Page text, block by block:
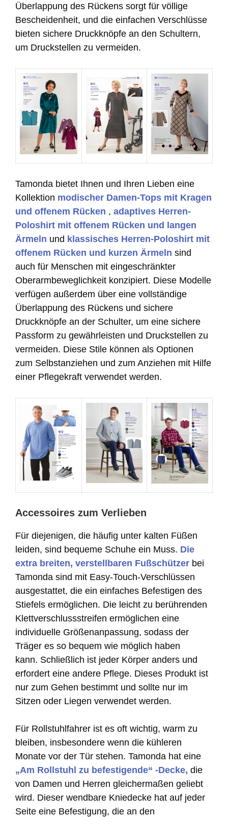
Überlappung des Rückens sorgt für völlige
Bescheidenheit, und die einfachen Verschlüsse
bieten sichere Druckknöpfe an den Schultern,
um Druckstellen zu vermeiden.
Tamonda bietet Ihnen und Ihren Lieben eine
Kollektion modischer Damen-Tops mit Kragen
und offenem Rücken , adaptives Herren-
Poloshirt mit offenem Rücken und langen
Ärmeln und klassisches Herren-Poloshirt mit
offenem Rücken und kurzen Ärmeln sind
auch für Menschen mit eingeschränkter
Oberarmbeweglichkeit konzipiert. Diese Modelle
verfügen außerdem über eine vollständige
Überlappung des Rückens und sichere
Druckknöpfe an der Schulter, um eine sichere
Passform zu gewährleisten und Druckstellen zu
vermeiden. Diese Stile können als Optionen
zum Selbstanziehen und zum Anziehen mit Hilfe
einer Pflegekraft verwendet werden.
Accessoires zum Verlieben
Für diejenigen, die häufig unter kalten Füßen
leiden, sind bequeme Schuhe ein Muss. Die
extra breiten, verstellbaren Fußschützer bei
Tamonda sind mit Easy-Touch-Verschlüssen
ausgestattet, die ein einfaches Befestigen des
Stiefels ermöglichen. Die leicht zu berührenden
Klettverschlussstreifen ermöglichen eine
individuelle Größenanpassung, sodass der
Träger es so bequem wie möglich haben
kann. Schließlich ist jeder Körper anders und
erfordert eine andere Pflege. Dieses Produkt ist
nur zum Gehen bestimmt und sollte nur im
Sitzen oder Liegen verwendet werden.
Für Rollstuhlfahrer ist es oft wichtig, warm zu
bleiben, insbesondere wenn die kühleren
Monate vor der Tür stehen. Tamonda hat eine
„Am Rollstuhl zu befestigende“ -Decke, die
von Damen und Herren gleichermaßen geliebt
wird. Dieser wendbare Kniedecke hat auf jeder
Seite eine Befestigung, die an den